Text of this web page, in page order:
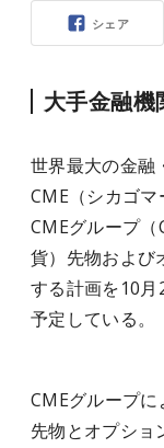
シェア
大手金融機
世界最大の金融
CME（シカゴ
CMEグループ
貨）先物および
する計画を10
予定している。
CMEグループ
先物とオプショ